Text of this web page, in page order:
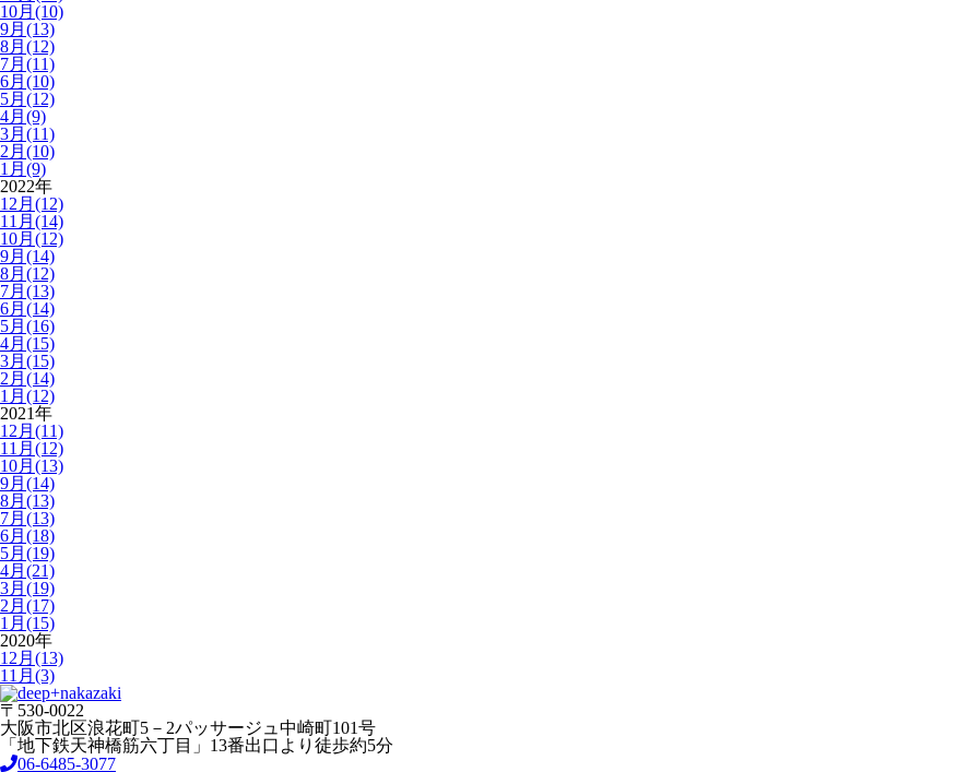
10月(10)
9月(13)
8月(12)
7月(11)
6月(10)
5月(12)
4月(9)
3月(11)
2月(10)
1月(9)
2022年
12月(12)
11月(14)
10月(12)
9月(14)
8月(12)
7月(13)
6月(14)
5月(16)
4月(15)
3月(15)
2月(14)
1月(12)
2021年
12月(11)
11月(12)
10月(13)
9月(14)
8月(13)
7月(13)
6月(18)
5月(19)
4月(21)
3月(19)
2月(17)
1月(15)
2020年
12月(13)
11月(3)
〒530-0022
大阪市北区浪花町5－2パッサージュ中崎町101号
「地下鉄天神橋筋六丁目」13番出口より徒歩約5分
06-6485-3077